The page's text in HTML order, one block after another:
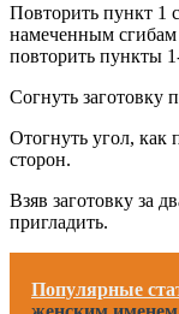
Повторить пункт 1
намеченным сгибам
повторить пункты
Согнуть заготовку
Отогнуть угол, как
сторон.
Взяв заготовку за
пригладить.
Популярные